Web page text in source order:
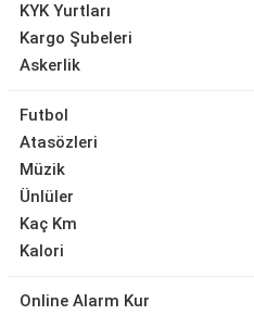
KYK Yurtları
Kargo Şubeleri
Askerlik
Futbol
Atasözleri
Müzik
Ünlüler
Kaç Km
Kalori
Online Alarm Kur